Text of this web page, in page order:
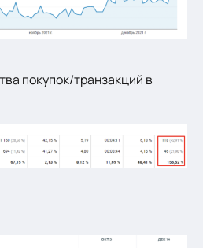
покупок/транзакций в